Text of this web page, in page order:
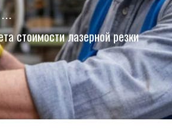
стоимости лазерной резки